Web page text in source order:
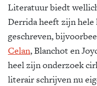
Literatuur biedt
Derrida heeft zijn
geschreven,
Celan, Blanchot en
heel zijn onderzoek
literair schrijven nu